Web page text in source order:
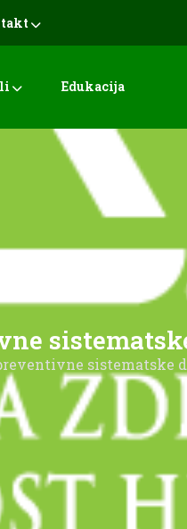
Edukacija
sistematske